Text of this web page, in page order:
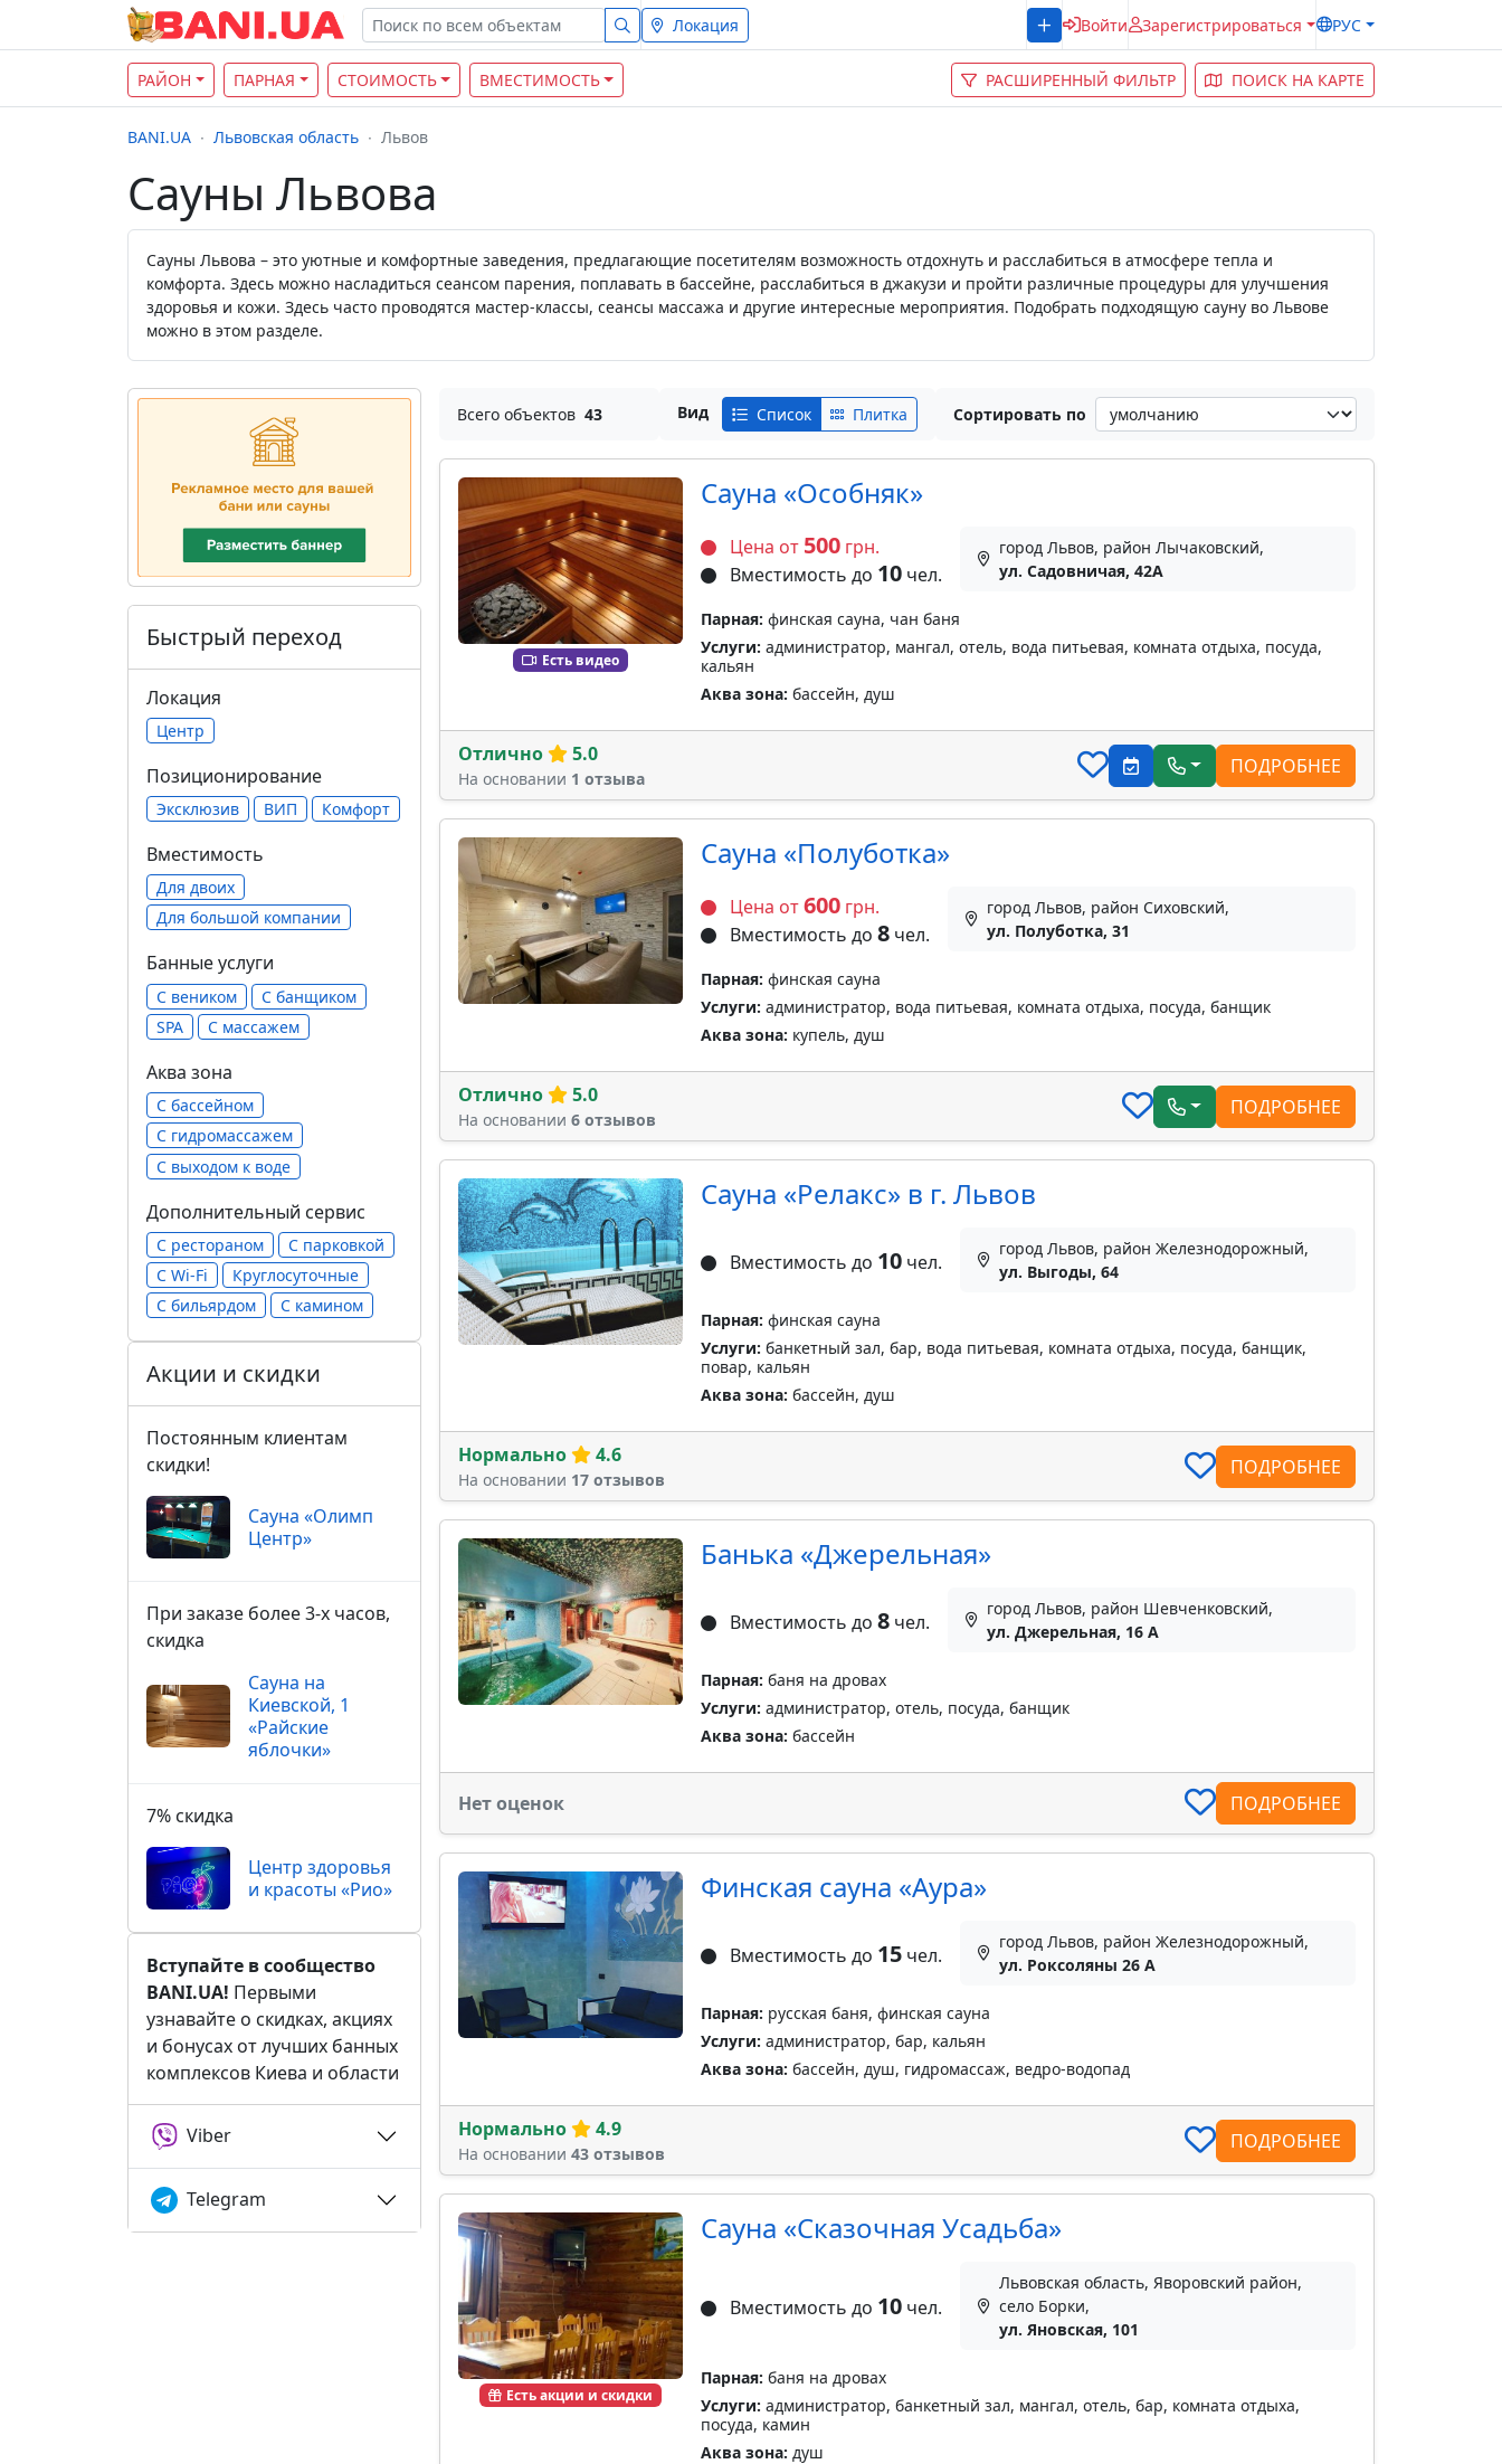
Локация Войти Зарегистрироваться РУС
РАЙОН ПАРНАЯ СТОИМОСТЬ ВМЕСТИМОСТЬ РАСШИРЕННЫЙ ФИЛЬТР ПОИСК НА КАРТЕ
BANI.UA Львовская область Львов
Сауны Львова
Сауны Львова – это уютные и комфортные заведения, предлагающие посетителям возможность отдохнуть и расслабиться в атмосфере тепла и
комфорта. Здесь можно насладиться сеансом парения, поплавать в бассейне, расслабиться в джакузи и пройти различные процедуры для улучшения
здоровья и кожи. Здесь часто проводятся мастер-классы, сеансы массажа и другие интересные мероприятия. Подобрать подходящую сауну во Львове
можно в этом разделе.
Всего объектов 43 Вид Список Плитка Сортировать по
Есть видео
Сауна «Особняк»
Цена от 500грн.
Вместимость до 10чел.
город Львов, район Лычаковский,
ул. Садовничая, 42А
Парная: финская сауна, чан баня
Услуги: администратор, мангал, отель, вода питьевая, комната отдыха, посуда,
кальян
Аква зона: бассейн, душ
Отлично 5.0
На основании 1 отзыва
ПОДРОБНЕЕ
Сауна «Полуботка»
Цена от600грн.
Вместимость до 8чел.
город Львов, район Сиховский,
ул. Полуботка, 31
Парная: финская сауна
Услуги: администратор, вода питьевая, комната отдыха, посуда, банщик
Аква зона: купель, душ
Отлично 5.0
На основании 6 отзывов
ПОДРОБНЕЕ
Сауна «Релакс» в г. Львов
Вместимость до 10чел.
город Львов, район Железнодорожный,
ул. Выгоды, 64
Парная: финская сауна
Услуги: банкетный зал, бар, вода питьевая, комната отдыха, посуда, банщик,
повар, кальян
Аква зона: бассейн, душ
Нормально 4.6
На основании 17 отзывов
ПОДРОБНЕЕ
Банька «Джерельная»
Вместимость до 8чел.
город Львов, район Шевченковский,
ул. Джерельная, 16 А
Парная: баня на дровах
Услуги: администратор, отель, посуда, банщик
Аква зона: бассейн
Нет оценок ПОДРОБНЕЕ
Финская сауна «Аура»
Вместимость до 15чел.
город Львов, район Железнодорожный,
ул. Роксоляны 26 А
Парная: русская баня, финская сауна
Услуги: администратор, бар, кальян
Аква зона: бассейн, душ, гидромассаж, ведро-водопад
Нормально 4.9
На основании 43 отзывов
ПОДРОБНЕЕ
Есть акции и скидки
Сауна «Сказочная Усадьба»
Вместимость до 10чел.
Львовская область, Яворовский район,
село Борки,
ул. Яновская, 101
Парная: баня на дровах
Услуги: администратор, банкетный зал, мангал, отель, бар, комната отдыха,
посуда, камин
Аква зона: душ
Быстрый переход
Локация
Центр
Позиционирование
Эксклюзив ВИП Комфорт
Вместимость
Для двоих
Для большой компании
Банные услуги
С веником
С банщиком
SPA
С массажем
Аква зона
С бассейном
С гидромассажем
С выходом к воде
Дополнительный сервис
С рестораном
С парковкой
С Wi-Fi
Круглосуточные
С бильярдом
С камином
Акции и скидки
Постоянным клиентам
скидки!
Сауна «Олимп
Центр»
При заказе более 3-х часов,
скидка
Сауна на
Киевской, 1
«Райские
яблочки»
7% скидка
Центр здоровья
и красоты «Рио»
Вступайте в сообщество
BANI.UA! Первыми
узнавайте о скидках, акциях
и бонусах от лучших банных
комплексов Киева и области
Viber
Telegram